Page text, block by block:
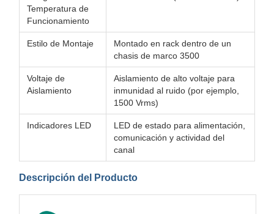
Temperatura de
Funcionamiento
Estilo de Montaje
Montado en rack dentro de un
chasis de marco 3500
Voltaje de
Aislamiento
Aislamiento de alto voltaje para
inmunidad al ruido (por ejemplo,
1500 Vrms)
Indicadores LED
LED de estado para alimentación,
comunicación y actividad del
canal
Descripción del Producto